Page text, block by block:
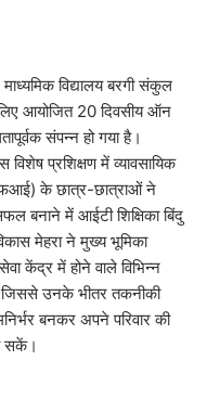
विद्यालय बरगी संकुल
लिए आयोजित 20 दिवसीय ऑन
संपन्न हो गया है।
प्रशिक्षण में व्यावसायिक
के छात्र-छात्राओं ने
बनाने में आईटी शिक्षिका बिंदु
मेहरा ने मुख्य भूमिका
केंद्र में होने वाले विभिन्न
जिससे उनके भीतर तकनीकी
बनकर अपने परिवार की
सकें।